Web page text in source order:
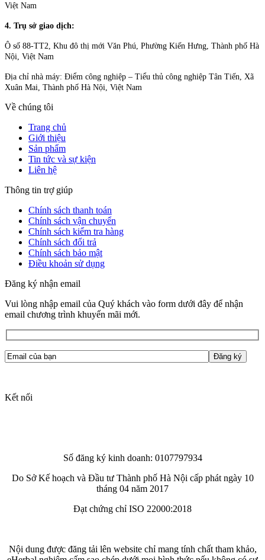
Việt Nam
4. Trụ sở giao dịch:
Ô số 88-TT2, Khu đô thị mới Văn Phú, Phường Kiến Hưng, Thành phố Hà
Nội, Việt Nam
Địa chỉ nhà máy: Điểm công nghiệp – Tiểu thủ công nghiệp Tân Tiến, Xã
Xuân Mai, Thành phố Hà Nội, Việt Nam
Về chúng tôi
Trang chủ
Giới thiệu
Sản phẩm
Tin tức và sự kiện
Liên hệ
Thông tin trợ giúp
Chính sách thanh toán
Chính sách vận chuyển
Chính sách kiểm tra hàng
Chính sách đổi trả
Chính sách bảo mật
Điều khoản sử dụng
Đăng ký nhận email
Vui lòng nhập email của Quý khách vào form dưới đây để nhận
email chương trình khuyến mãi mới.
Kết nối
Số đăng ký kinh doanh: 0107797934
Do Sở Kế hoạch và Đầu tư Thành phố Hà Nội cấp phát ngày 10
tháng 04 năm 2017
Đạt chứng chỉ ISO 22000:2018
Nội dung được đăng tải lên website chỉ mang tính chất tham khảo,